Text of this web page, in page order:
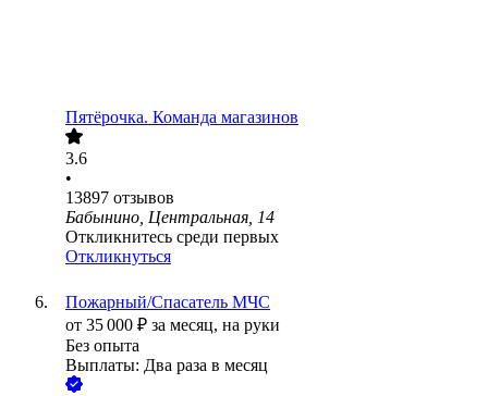
Пятёрочка. Команда магазинов
3.6
•
13897 отзывов
Бабынино, Центральная, 14
Откликнитесь среди первых
Откликнуться
Пожарный/Спасатель МЧС
от 35 000 ₽ за месяц, на руки
Без опыта
Выплаты: Два раза в месяц